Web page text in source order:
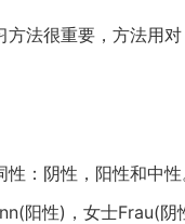
法很重要，方法用
：阴性，阳性和中
阳性)，女士Frau(